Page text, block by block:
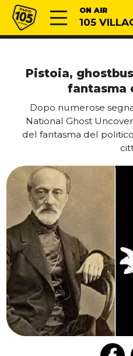
Vai al contenuto
Radio 105 ON AIR
105
Pistoia,
fantasma
Dopo numerose
National Ghost
del fantasma del